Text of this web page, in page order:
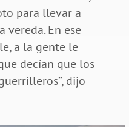
para llevar a
vereda. En ese
a la gente le
decían que los
dijo